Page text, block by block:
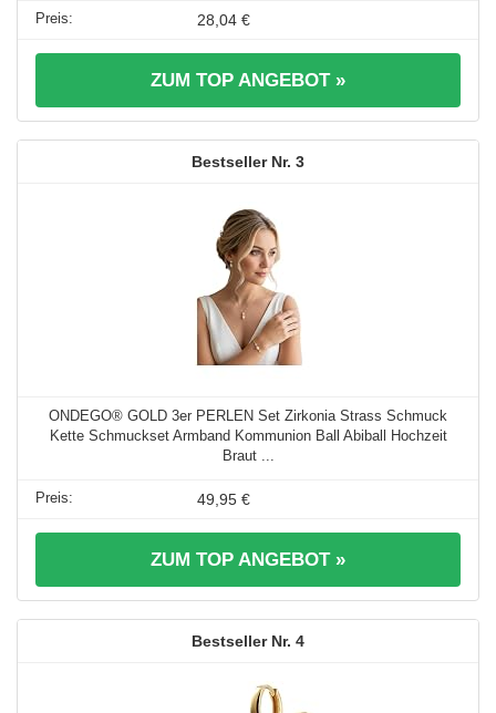
28,04 €
ZUM TOP ANGEBOT »
3
ONDEGO® GOLD 3er PERLEN Set Zirkonia Strass Schmuck
Kette Schmuckset Armband Kommunion Ball Abiball Hochzeit
Braut ...
49,95 €
ZUM TOP ANGEBOT »
4